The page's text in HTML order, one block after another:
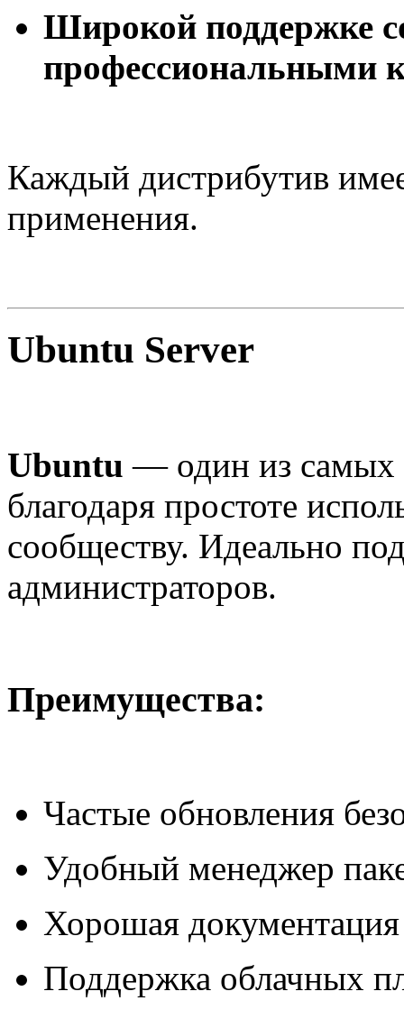
Широкой поддержке
профессиональными
Каждый дистрибутив
применения.
Ubuntu Server
Ubuntu — один из самых
благодаря простоте
сообществу. Идеально
администраторов.
Преимущества:
Частые обновления
Удобный менеджер
Хорошая
Поддержка облачных